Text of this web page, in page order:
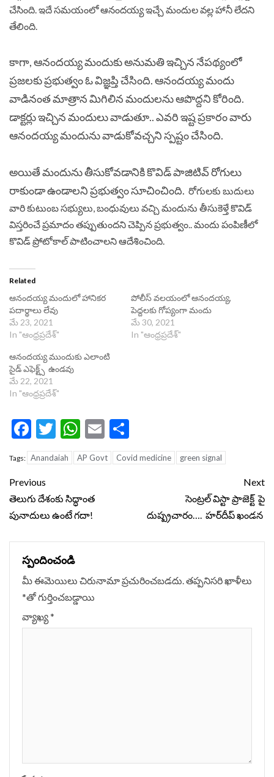
చేసింది. ఇదే సమయంలో ఆనందయ్య ఇచ్చే మందుల వల్ల హానీ లేదని
తేలింది.
కాగా, ఆనందయ్య మందుకు అనుమతి ఇచ్చిన నేపథ్యంలో
ప్రజలకు ప్రభుత్వం ఓ విజ్ఞప్తి చేసింది. ఆనందయ్య మందు
వాడినంత మాత్రాన మిగిలిన మందులను ఆపొద్దని కోరింది.
డాక్టర్లు ఇచ్చిన మందులు వాడుతూ.. ఎవరి ఇష్ట ప్రకారం వారు
ఆనందయ్య మందును వాడుకోవచ్చని స్పష్టం చేసింది.
అయితే మందును తీసుకోవడానికి కొవిడ్ పాజిటివ్ రోగులు
రాకుండా ఉండాలని ప్రభుత్వం సూచించింది. రోగులకు బుదులు
వారి కుటుంబ సభ్యులు, బంధువులు వచ్చి మందును తీసుకెళ్తే కొవిడ్‌
విస్తరించే ప్రమాదం తప్పుతుందని చెప్పిన ప్రభుత్వం.. మందు పంపిణీలో
కొవిడ్‌ ప్రోటోకాల్‌ పాటించాలని ఆదేశించింది.
Related
ఆనందయ్య మందులో హానికర
పదార్థాలు లేవు
మే 23, 2021
In "ఆంధ్రప్రదేశ్"
పోలీస్ వలయంలో ఆనందయ్య,
పెద్దలకు గోప్యంగా మందు
మే 30, 2021
In "ఆంధ్రప్రదేశ్"
ఆనందయ్య ముందుకు ఎలాంటి
సైడ్‌ ఎఫెక్ట్స్ ఉండవు
మే 22, 2021
In "ఆంధ్రప్రదేశ్"
Facebook
Twitter
WhatsApp
Email
Tags: Anandaiah AP Govt Covid medicine green signal
Continue
Reading
Previous
తెలుగు దేశంకు సిద్ధాంత
పునాదులు ఉంటే గదా!
Next
సెంట్రల్ విస్టా ప్రాజెక్ట్ పై
దుష్ప్రచారం…. హర్‌దీప్ ఖండన
స్పందించండి
మీ ఈమెయిలు చిరునామా ప్రచురించబడదు.తప్పనిసరి ఖాళీలు
*‌తో గుర్తించబడ్డాయి
వ్యాఖ్య*